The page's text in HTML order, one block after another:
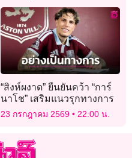
“สิงห์ผงาด” ยืนยันคว้า “การ์
นาโช” เสริมแนวรุกทางการ
23 กรกฎาคม 2569 22:00 น.